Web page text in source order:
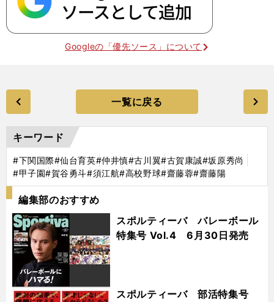
Googleの「優先ソース」について
一覧に戻る
キーワード
#下関国際#仙台育英#仲井慎#古川翼#古賀康誠#坂原秀尚
#甲子園#賀谷勇斗#須江航#高校野球#齋藤蓉#齋藤陽
編集部のおすすめ
スポルティーバ バレーボール
特集号 Vol.4 6月30日発売
スポルティーバ 部活特集号